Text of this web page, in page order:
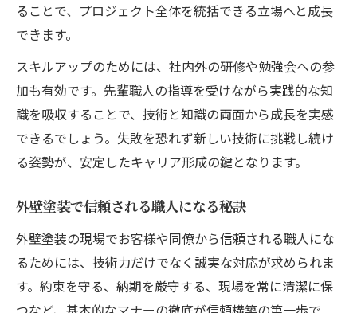
ることで、プロジェクト全体を統括できる立場へと成長
できます。
スキルアップのためには、社内外の研修や勉強会への参
加も有効です。先輩職人の指導を受けながら実践的な知
識を吸収することで、技術と知識の両面から成長を実感
できるでしょう。失敗を恐れず新しい技術に挑戦し続け
る姿勢が、安定したキャリア形成の鍵となります。
外壁塗装で信頼される職人になる秘訣
外壁塗装の現場でお客様や同僚から信頼される職人にな
るためには、技術力だけでなく誠実な対応が求められま
す。約束を守る、納期を厳守する、現場を常に清潔に保